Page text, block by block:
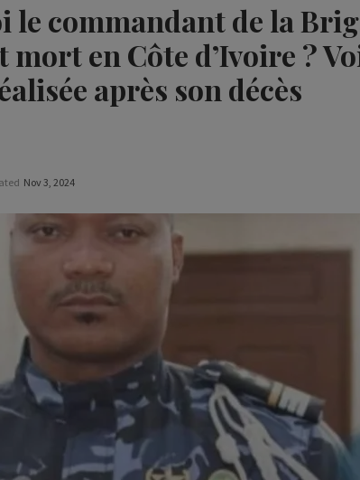
le commandant de la
en Côte d’Ivoire ?
après son décès
Nov 3, 2024